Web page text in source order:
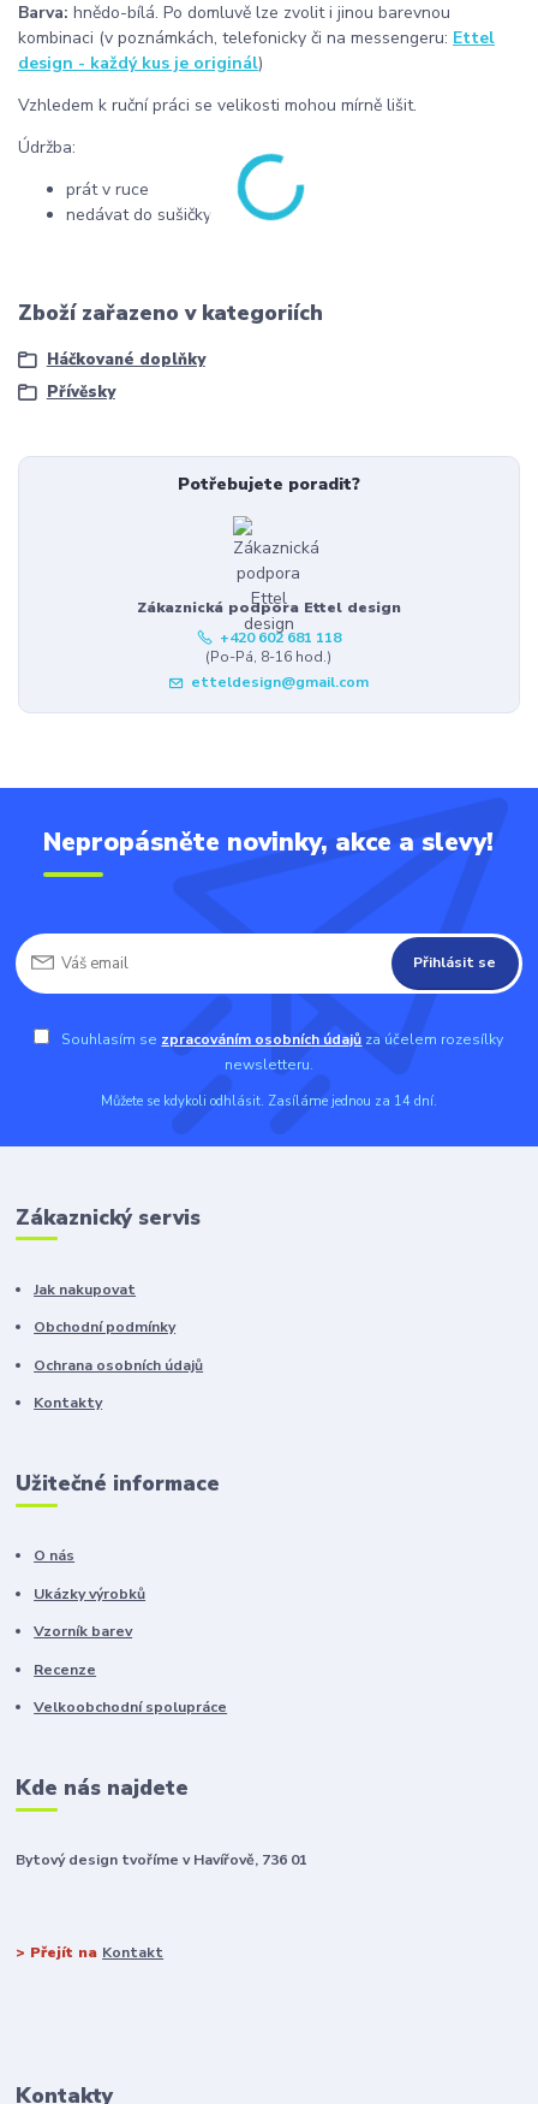
Barva: hnědo-bílá. Po domluvě lze zvolit i jinou barevnou
kombinaci (v poznámkách, telefonicky či na messengeru: Ettel
design - každý kus je originál)
Vzhledem k ruční práci se velikosti mohou mírně lišit.
Údržba:
prát v ruce
nedávat do sušičky
Zboží zařazeno v kategoriích
Háčkované doplňky
Přívěsky
Potřebujete poradit?
Zákaznická podpora Ettel design
+420 602 681 118
(Po-Pá, 8-16 hod.)
etteldesign@gmail.com
Nepropásněte novinky, akce a slevy!
Přihlásit se
Souhlasím se zpracováním osobních údajů za účelem rozesílky
newsletteru.
Můžete se kdykoli odhlásit. Zasíláme jednou za 14 dní.
Zákaznický servis
Jak nakupovat
Obchodní podmínky
Ochrana osobních údajů
Kontakty
Užitečné informace
O nás
Ukázky výrobků
Vzorník barev
Recenze
Velkoobchodní spolupráce
Kde nás najdete
Bytový design tvoříme v Havířově, 736 01
> Přejít na Kontakt
Kontakty